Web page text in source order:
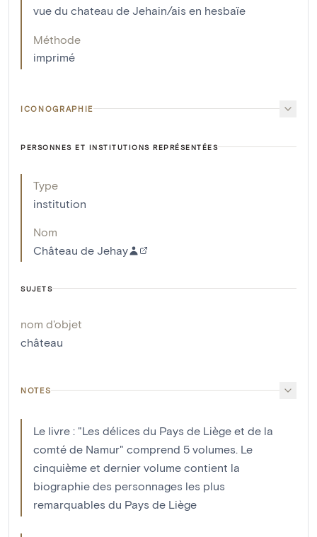
vue du chateau de Jehain/ais en hesbaïe
Méthode
imprimé
ICONOGRAPHIE
PERSONNES ET INSTITUTIONS REPRÉSENTÉES
Type
institution
Nom
Château de Jehay
SUJETS
nom d'objet
château
NOTES
Le livre : "Les délices du Pays de Liège et de la
comté de Namur" comprend 5 volumes. Le
cinquième et dernier volume contient la
biographie des personnages les plus
remarquables du Pays de Liège